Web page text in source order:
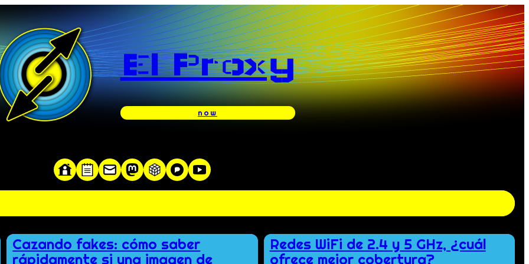
El Proxy
now
Cazando fakes: cómo saber
rápidamente si una imagen de
Redes WiFi de 2.4 y 5 GHz, ¿cuál
ofrece mejor cobertura?